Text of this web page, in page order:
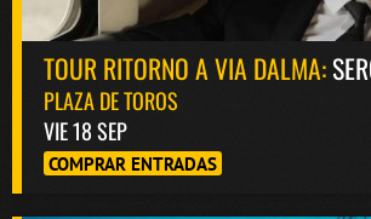
TOUR RITORNO A VIA DALMA:
PLAZA DE TOROS
VIE 18 SEP
COMPRAR ENTRADAS